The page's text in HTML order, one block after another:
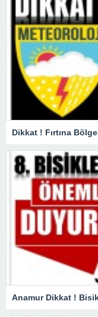
Dikkat ! Fırtına